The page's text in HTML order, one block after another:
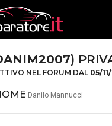
)
NEL FORUM DAL 05/
Danilo Mannucci